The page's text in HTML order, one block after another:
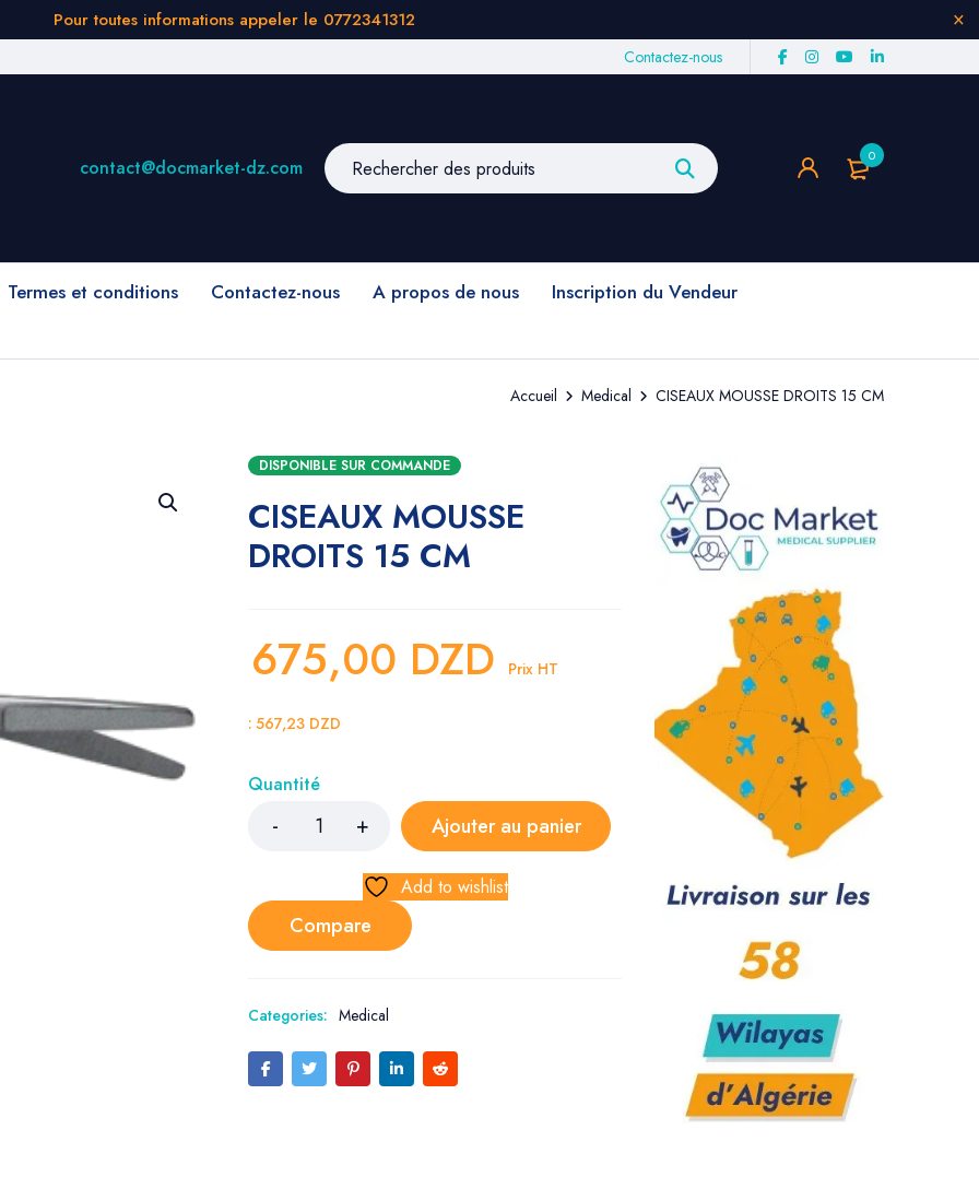
Pour toutes informations appeler le 0772341312
Contactez-nous
0
contact@docmarket-dz.com
Termes et conditions Contactez-nous A propos de nous Inscription du Vendeur
Accueil Medical CISEAUX MOUSSE DROITS 15 CM
DISPONIBLE SUR COMMANDE
CISEAUX MOUSSE
DROITS 15 CM
675,00 DZD Prix HT
: 567,23 DZD
Quantité
Ajouter au panier
Add to wishlist
Compare
Categories: Medical